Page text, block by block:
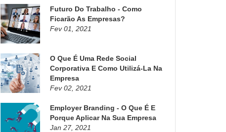
Futuro Do Trabalho - Como
Ficarão As Empresas?
Fev 01, 2021
O Que É Uma Rede Social
Corporativa E Como Utilizá-La Na
Empresa
Fev 02, 2021
Employer Branding - O Que É E
Porque Aplicar Na Sua Empresa
Jan 27, 2021